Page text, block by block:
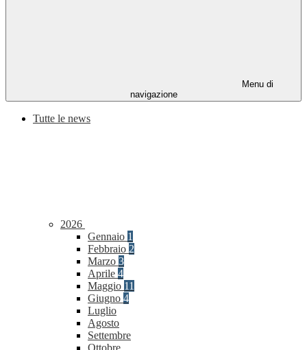
Menu di
navigazione
Tutte le news
2026
Gennaio 1
Febbraio 2
Marzo 3
Aprile 4
Maggio 11
Giugno 4
Luglio
Agosto
Settembre